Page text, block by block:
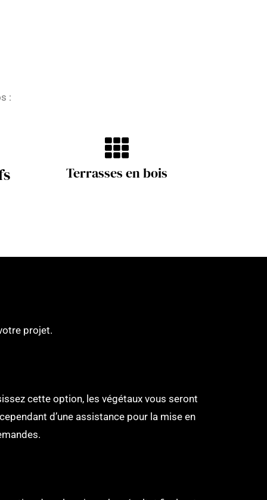
:
Terrasses en bois
projet.
cette option, les végétaux vous seront
d’une assistance pour la mise en